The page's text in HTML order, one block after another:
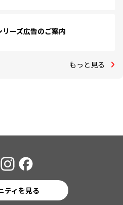
リーズ広告のご案内
もっと見る
ティを見る